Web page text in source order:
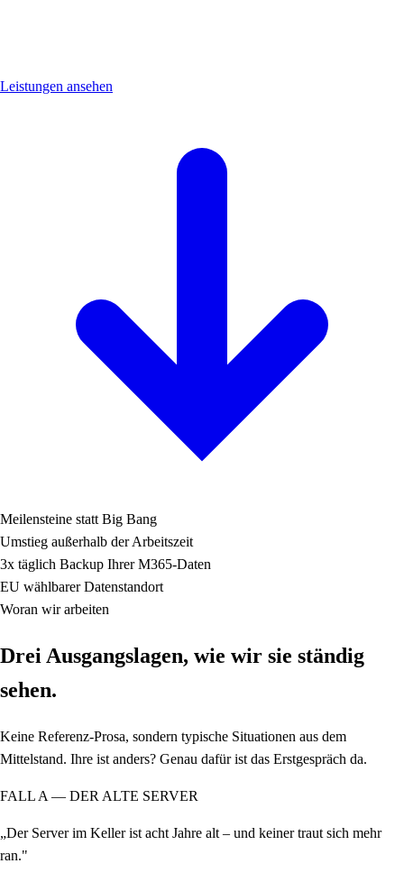
Leistungen ansehen
Meilensteine statt Big Bang
Umstieg außerhalb der Arbeitszeit
3x täglich Backup Ihrer M365-Daten
EU wählbarer Datenstandort
Woran wir arbeiten
Drei Ausgangslagen, wie wir sie ständig
sehen.
Keine Referenz-Prosa, sondern typische Situationen aus dem
Mittelstand. Ihre ist anders? Genau dafür ist das Erstgespräch da.
FALL A — DER ALTE SERVER
„Der Server im Keller ist acht Jahre alt – und keiner traut sich mehr
ran."